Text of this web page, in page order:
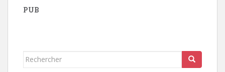
PUB
Rechercher...